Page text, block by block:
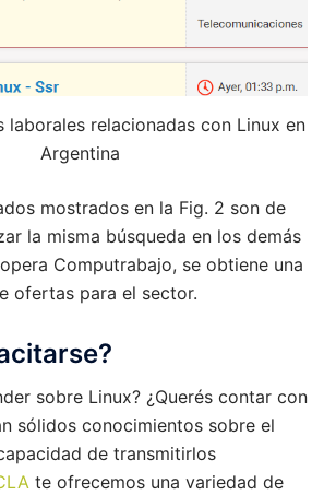
laborales relacionadas con Linux en
Argentina
mostrados en la Fig. 2 son de
la misma búsqueda en los demás
Computrabajo, se obtiene una
ofertas para el sector.
sobre Linux? ¿Querés contar con
sólidos conocimientos sobre el
de transmitirlos
te ofrecemos una variedad de